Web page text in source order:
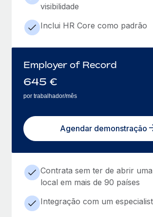
visibilidade
Inclui HR Core como padrão
Employer of Record
645 €
por trabalhador/mês
Agendar demonstração
Contrata sem ter de abrir
local em mais de 90 países
Integração com um